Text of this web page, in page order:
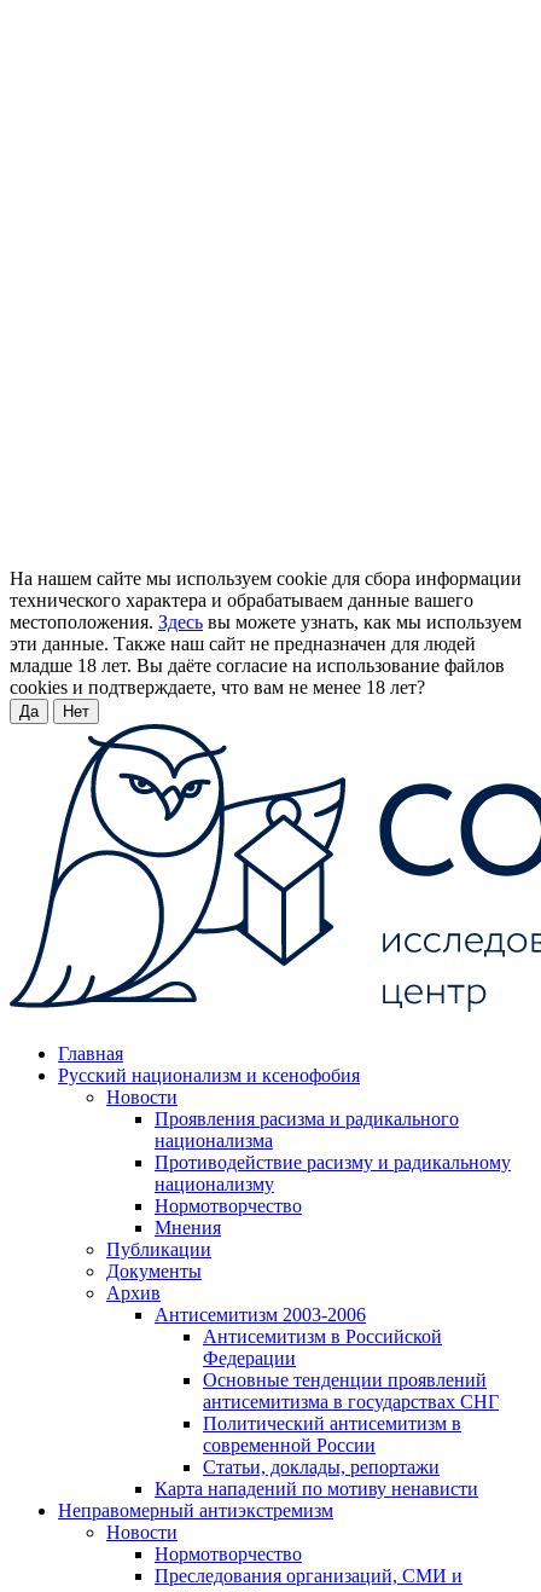
На нашем сайте мы используем cookie для сбора информации
технического характера и обрабатываем данные вашего
местоположения. Здесь вы можете узнать, как мы используем
эти данные. Также наш сайт не предназначен для людей
младше 18 лет. Вы даёте согласие на использование файлов
cookies и подтверждаете, что вам не менее 18 лет?
Да Нет
Главная
Русский национализм и ксенофобия
Новости
Проявления расизма и радикального
национализма
Противодействие расизму и радикальному
национализму
Нормотворчество
Мнения
Публикации
Документы
Архив
Антисемитизм 2003-2006
Антисемитизм в Российской
Федерации
Основные тенденции проявлений
антисемитизма в государствах СНГ
Политический антисемитизм в
современной России
Статьи, доклады, репортажи
Карта нападений по мотиву ненависти
Неправомерный антиэкстремизм
Новости
Нормотворчество
Преследования организаций, СМИ и